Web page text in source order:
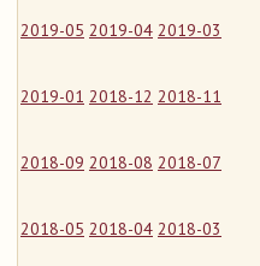
2019-05 2019-04 2019-03
2019-01 2018-12 2018-11
2018-09 2018-08 2018-07
2018-05 2018-04 2018-03